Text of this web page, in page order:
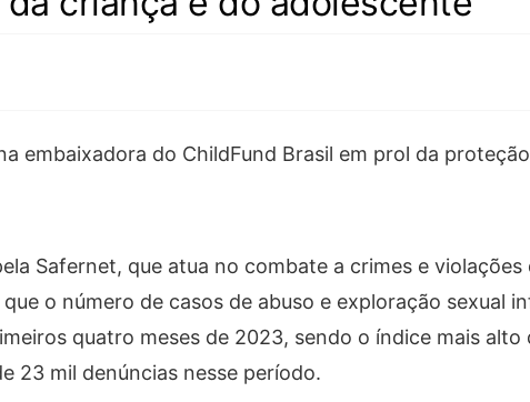
Safernet, que atua no combate a crimes e
o número de casos de abuso e exploração sexual
quatro meses de 2023, sendo o índice mais
23 mil denúncias nesse período.